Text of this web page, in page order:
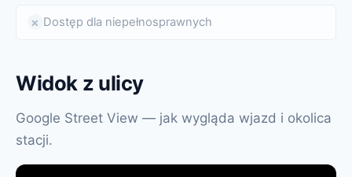
✗ Dostęp dla niepełnosprawnych
Widok z ulicy
Google Street View — jak wygląda wjazd i okolica
stacji.